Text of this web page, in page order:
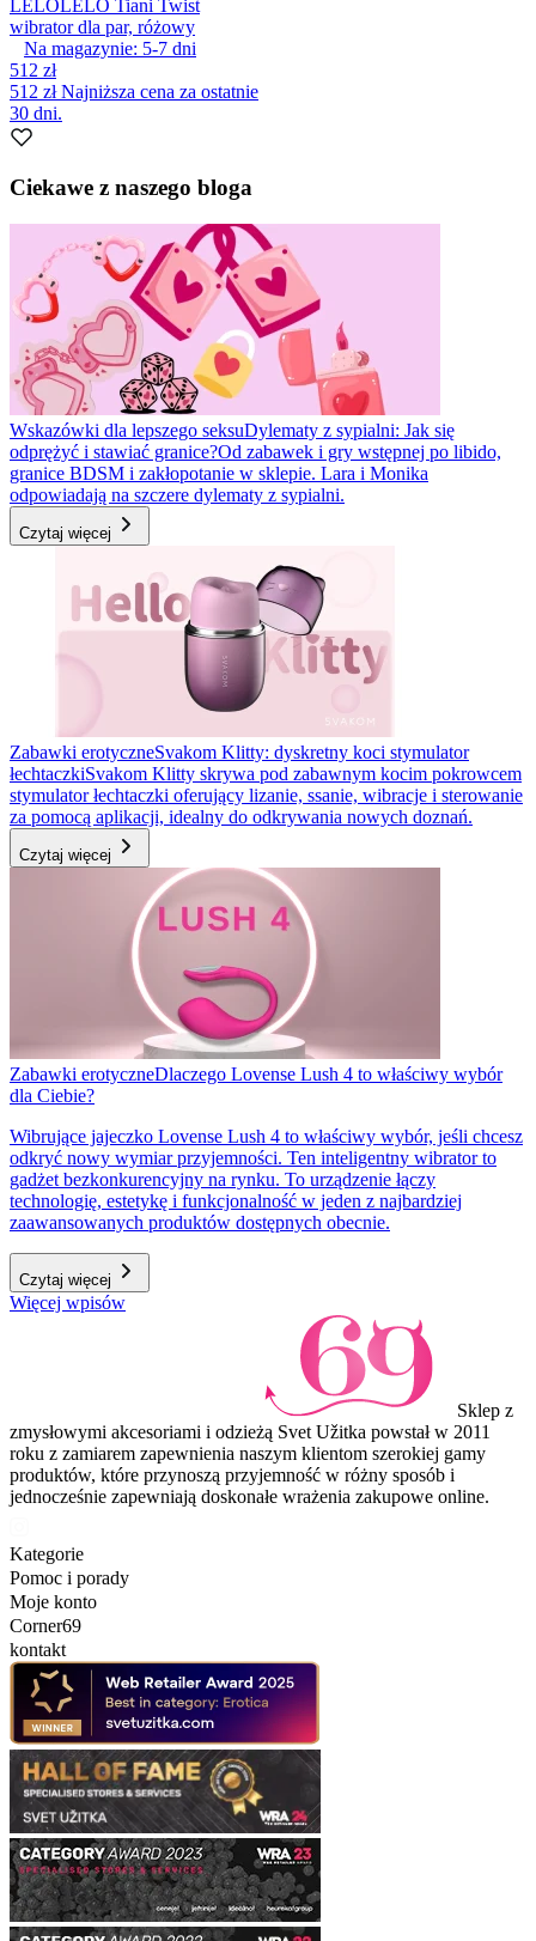
LELOLELO Tiani Twist
wibrator dla par, różowy
Na magazynie: 5-7 dni
512 zł
512 złNajniższa cena za ostatnie
30 dni.
Ciekawe z naszego bloga
Wskazówki dla lepszego seksuDylematy z sypialni: Jak się
odprężyć i stawiać granice?Od zabawek i gry wstępnej po libido,
granice BDSM i zakłopotanie w sklepie. Lara i Monika
odpowiadają na szczere dylematy z sypialni.
Czytaj więcej
Zabawki erotyczneSvakom Klitty: dyskretny koci stymulator
łechtaczkiSvakom Klitty skrywa pod zabawnym kocim pokrowcem
stymulator łechtaczki oferujący lizanie, ssanie, wibracje i sterowanie
za pomocą aplikacji, idealny do odkrywania nowych doznań.
Czytaj więcej
Zabawki erotyczneDlaczego Lovense Lush 4 to właściwy wybór
dla Ciebie?
Wibrujące jajeczko Lovense Lush 4 to właściwy wybór, jeśli chcesz
odkryć nowy wymiar przyjemności. Ten inteligentny wibrator to
gadżet bezkonkurencyjny na rynku. To urządzenie łączy
technologię, estetykę i funkcjonalność w jeden z najbardziej
zaawansowanych produktów dostępnych obecnie.
Czytaj więcej
Więcej wpisów
Sklep z
zmysłowymi akcesoriami i odzieżą Svet Užitka powstał w 2011
roku z zamiarem zapewnienia naszym klientom szerokiej gamy
produktów, które przynoszą przyjemność w różny sposób i
jednocześnie zapewniają doskonałe wrażenia zakupowe online.
Kategorie
Pomoc i porady
Moje konto
Corner69
kontakt